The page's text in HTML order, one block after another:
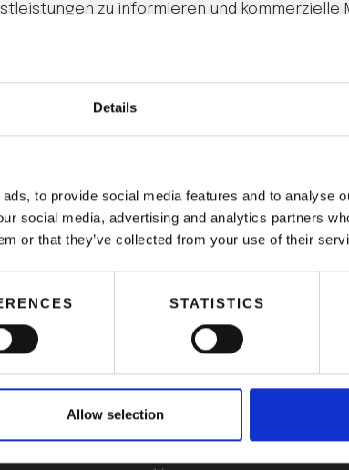
Details
to provide social media features and to analyse
social media, advertising and analytics partners
or that they’ve collected from your use of their
STATISTICS
Allow selection
zu informieren und kommerzielle
die zur Verfügung gestellten
PARTNER